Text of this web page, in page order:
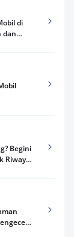
di
dan
Begini
Riwayat